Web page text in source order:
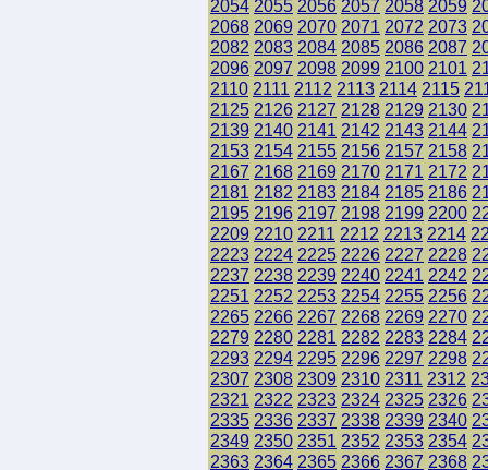
2054 2055 2056 2057 2058 2059
2068 2069 2070 2071 2072 2073
2082 2083 2084 2085 2086 2087
2096 2097 2098 2099 2100 2101
2110 2111 2112 2113 2114 2115
2125 2126 2127 2128 2129 2130
2139 2140 2141 2142 2143 2144
2153 2154 2155 2156 2157 2158
2167 2168 2169 2170 2171 2172
2181 2182 2183 2184 2185 2186
2195 2196 2197 2198 2199 2200
2209 2210 2211 2212 2213 2214
2223 2224 2225 2226 2227 2228
2237 2238 2239 2240 2241 2242
2251 2252 2253 2254 2255 2256
2265 2266 2267 2268 2269 2270
2279 2280 2281 2282 2283 2284
2293 2294 2295 2296 2297 2298
2307 2308 2309 2310 2311 2312
2321 2322 2323 2324 2325 2326
2335 2336 2337 2338 2339 2340
2349 2350 2351 2352 2353 2354
2363 2364 2365 2366 2367 2368